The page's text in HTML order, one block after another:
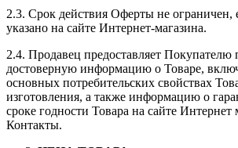
2.3. Срок действия Оферты не ограничен,
указано на сайте Интернет-магазина.
2.4. Продавец предоставляет
достоверную информацию о Товаре,
основных потребительских свойствах
изготовления, а также информацию о
сроке годности Товара на сайте Интернет
Контакты.